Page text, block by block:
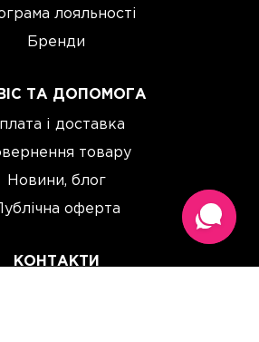
лояльності
Бренди
ТА ДОПОМОГА
і доставка
товару
Новини, блог
оферта
КОНТАКТИ